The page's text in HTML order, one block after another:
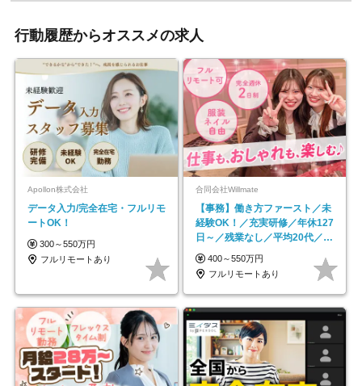
行動履歴からオススメの求人
Apollon株式会社
データ入力/完全在宅・フルリモ
ートOK！
300～550万円
フルリモートあり
合同会社Willmate
【事務】働き方ファースト／未
経験OK！／充実研修／年休127
日～／残業なし／平均20代／リ
モートOK
400～550万円
フルリモートあり